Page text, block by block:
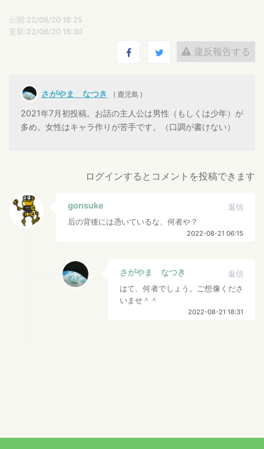
公開:22/08/20 18:25
更新:22/08/20 18:30
違反報告する
さがやま なつき ( 鹿児島 )
2021年7月初投稿。お話の主人公は男性（もしくは少年）が
多め。女性はキャラ作りが苦手です。（口調が書けない）
ログインするとコメントを投稿できます
gonsuke
返信
后の背後には憑いているな、何者や？
2022-08-21 06:15
さがやま なつき
返信
はて、何者でしょう。ご想像くださ
いませ＾＾
2022-08-21 18:31